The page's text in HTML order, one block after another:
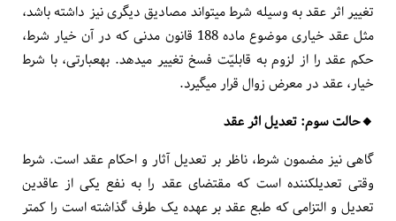
تغییر اثر عقد به­ وسیله شرط می­تواند مصادیق دیگری نیز داشته باشد،
مثل عقد خیاری موضوع ماده 188 قانون مدنی که در آن خیار شرط،
حکم عقد را از لزوم به قابلیّت فسخ تغییر می­دهد. به­عبارتی، با شرط
خیار، عقد در معرض زوال قرار می­گیرد.
🔸️حالت سوم: تعدیل اثر عقد
گاهی نیز مضمون شرط، ناظر بر تعدیل آثار و احکام عقد است. شرط
وقتی تعدیل­کننده است که مقتضای عقد را به نفع یکی از عاقدین
تعدیل و التزامی که طبع عقد بر عهده یک طرف گذاشته است را کمتر